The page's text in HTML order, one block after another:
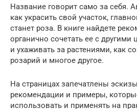
Название говорит само за себя.
как украсить свой участок,
станет роза. В книге найдете
органично сочетать ее с другими
и ухаживать за растениями, как
розарий и многое другое.
На страницах запечатлены
рекомендации и примеры,
использовать и применять на